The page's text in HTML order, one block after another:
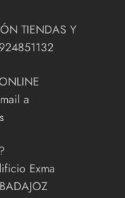
TIENDAS Y
a
Exma